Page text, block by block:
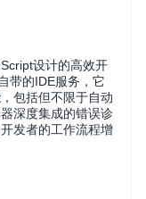
设计的高效开
带的IDE服务，它
包括但不限于自动
深度集成的错误诊
发者的工作流程增